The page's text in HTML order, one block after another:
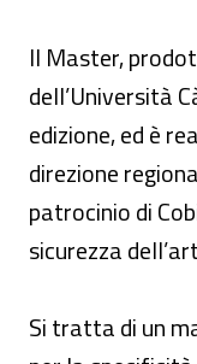
Il Master,
dell’Università
edizione, ed è
direzione
patrocinio di
sicurezza
Si tratta di un